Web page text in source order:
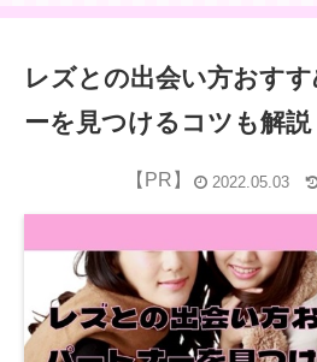
レズとの出会い方おす
ーを見つけるコツも解説
2022.05.03